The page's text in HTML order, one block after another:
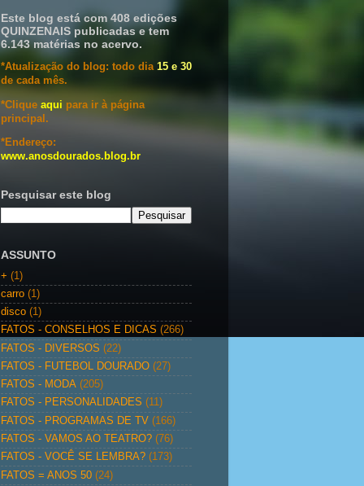
Este blog está com 408 edições
QUINZENAIS publicadas e tem
6.143 matérias no acervo.
*Atualização do blog: todo dia 15 e 30
de cada mês.
*Clique aqui para ir à página
principal.
*Endereço:
www.anosdourados.blog.br
Pesquisar este blog
ASSUNTO
+ (1)
carro (1)
disco (1)
FATOS - CONSELHOS E DICAS (266)
FATOS - DIVERSOS (22)
FATOS - FUTEBOL DOURADO (27)
FATOS - MODA (205)
FATOS - PERSONALIDADES (11)
FATOS - PROGRAMAS DE TV (166)
FATOS - VAMOS AO TEATRO? (76)
FATOS - VOCÊ SE LEMBRA? (173)
FATOS = ANOS 50 (24)